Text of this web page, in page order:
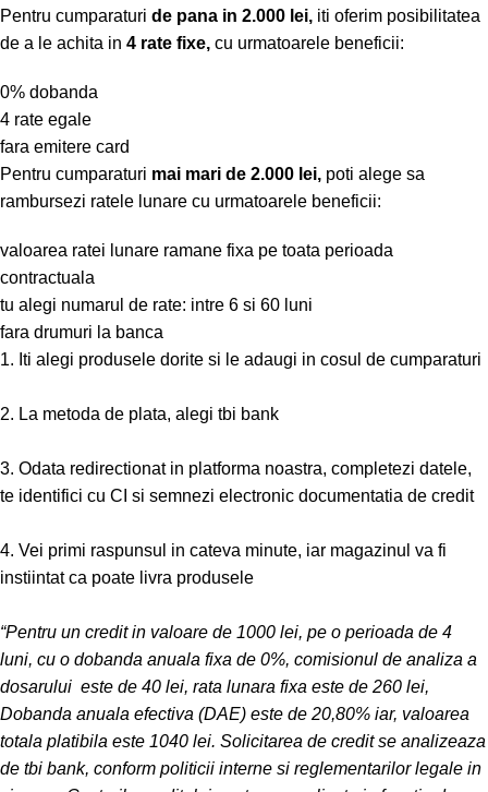
Pentru cumparaturi de pana in 2.000 lei, iti oferim posibilitatea
de a le achita in 4 rate fixe, cu urmatoarele beneficii:
0% dobanda
4 rate egale
fara emitere card
Pentru cumparaturi mai mari de 2.000 lei, poti alege sa
rambursezi ratele lunare cu urmatoarele beneficii:
valoarea ratei lunare ramane fixa pe toata perioada
contractuala
tu alegi numarul de rate: intre 6 si 60 luni
fara drumuri la banca
1. Iti alegi produsele dorite si le adaugi in cosul de cumparaturi
2. La metoda de plata, alegi tbi bank
3. Odata redirectionat in platforma noastra, completezi datele,
te identifici cu CI si semnezi electronic documentatia de credit
4. Vei primi raspunsul in cateva minute, iar magazinul va fi
instiintat ca poate livra produsele
“Pentru un credit in valoare de 1000 lei, pe o perioada de 4
luni, cu o dobanda anuala fixa de 0%, comisionul de analiza a
dosarului este de 40 lei, rata lunara fixa este de 260 lei,
Dobanda anuala efectiva (DAE) este de 20,80% iar, valoarea
totala platibila este 1040 lei. Solicitarea de credit se analizeaza
de tbi bank, conform politicii interne si reglementarilor legale in